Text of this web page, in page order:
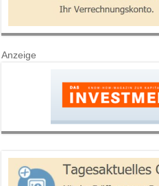
Anzeige